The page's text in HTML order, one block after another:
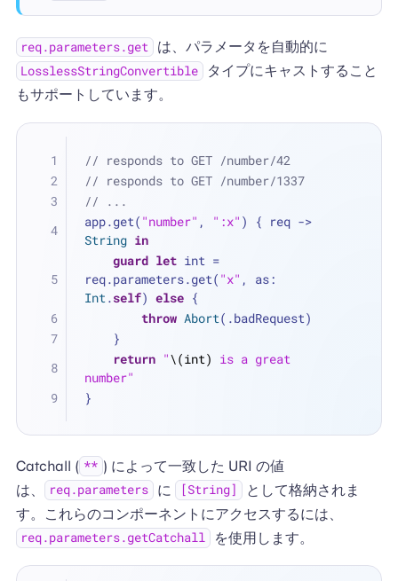
req.parameters.get は、パラメータを自動的に
LosslessStringConvertible
タイプにキャストすること
もサポートしています。
// responds to GET /number/42
// responds to GET /number/1337
// ...
app.get( "number" , ":x"
String in
guard let int =
req.parameters.get( "x"
Int .self) else {
throw Abort(.badRequest)
    }
return "\(int) is a great
number"
}
Catchall ( ** ) によって一致した URI の値
は、
req.parameters に [String]
として格納されま
す。これらのコンポーネントにアクセスするには、
req.parameters.getCatchall を使用します。